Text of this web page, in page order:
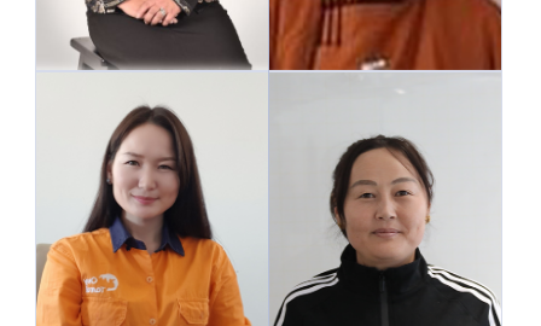
Номгон багийн малчдын
төлөөлөл
Номгон багийн малчдын
төлөөлөл
Орон нутгийн
харилцааны хэлтсийн